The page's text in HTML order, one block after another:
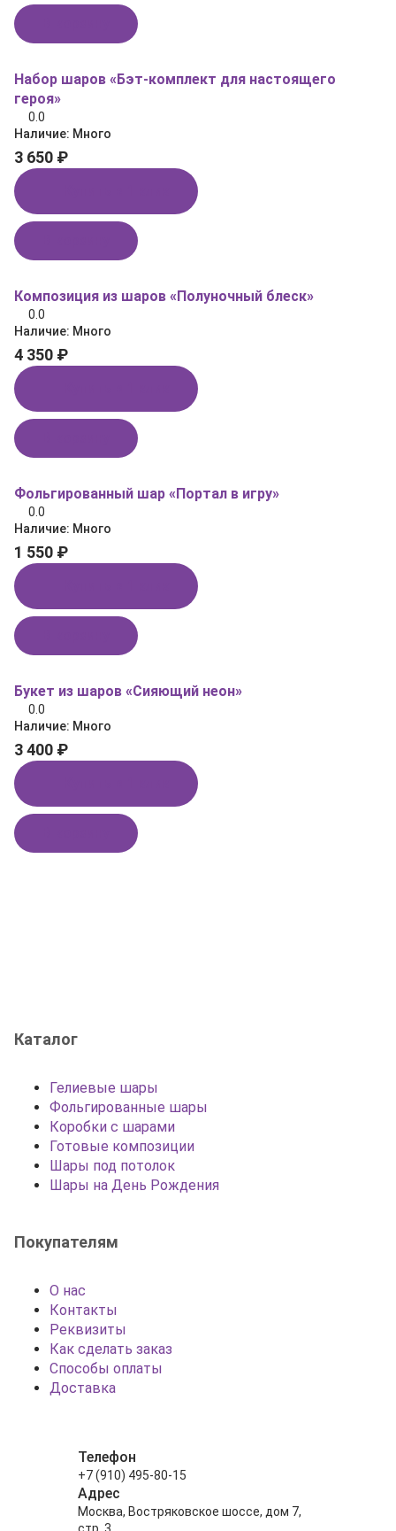
Набор шаров «Бэт‑комплект для настоящего
героя»
0.0
Наличие: Много
3 650 ₽
Композиция из шаров «Полуночный блеск»
0.0
Наличие: Много
4 350 ₽
Фольгированный шар «Портал в игру»
0.0
Наличие: Много
1 550 ₽
Букет из шаров «Сияющий неон»
0.0
Наличие: Много
3 400 ₽
Каталог
Гелиевые шары
Фольгированные шары
Коробки с шарами
Готовые композиции
Шары под потолок
Шары на День Рождения
Покупателям
О нас
Контакты
Реквизиты
Как сделать заказ
Способы оплаты
Доставка
Телефон
+7 (910) 495-80-15
Адрес
Москва, Востряковское шоссе, дом 7,